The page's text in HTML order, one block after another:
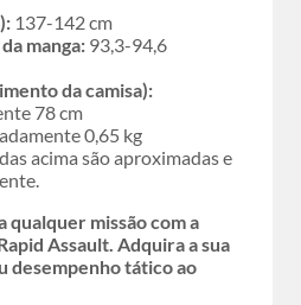
137-142 cm
manga: 93,3-94,6
da camisa):
78 cm
0,65 kg
acima são aproximadas e
qualquer missão com a
Assault. Adquira a sua
desempenho tático ao